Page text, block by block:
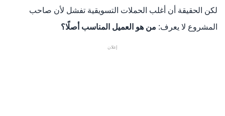
لكن الحقيقة أن أغلب الحملات التسويقية تفشل لأن صاحب
المشروع لا يعرف: من هو العميل المناسب أصلًا؟
إعلان